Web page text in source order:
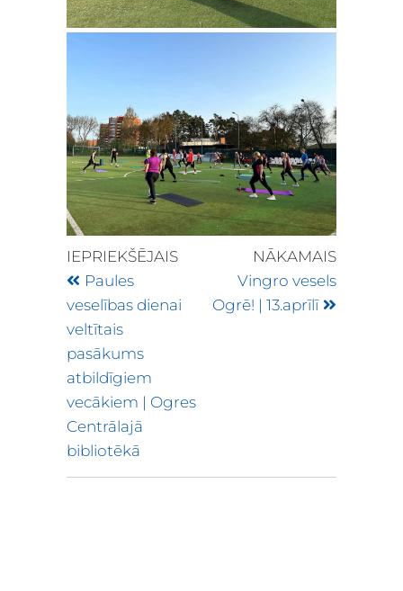
IEPRIEKŠĒJAIS
Paules
veselības dienai
veltītais
pasākums
atbildīgiem
vecākiem | Ogres
Centrālajā
bibliotēkā
NĀKAMAIS
Vingro vesels
Ogrē! | 13.aprīlī